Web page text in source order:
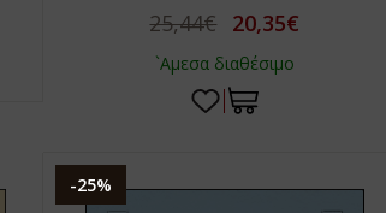
25,44€ 20,35€
`Αμεσα διαθέσιμο
-25%